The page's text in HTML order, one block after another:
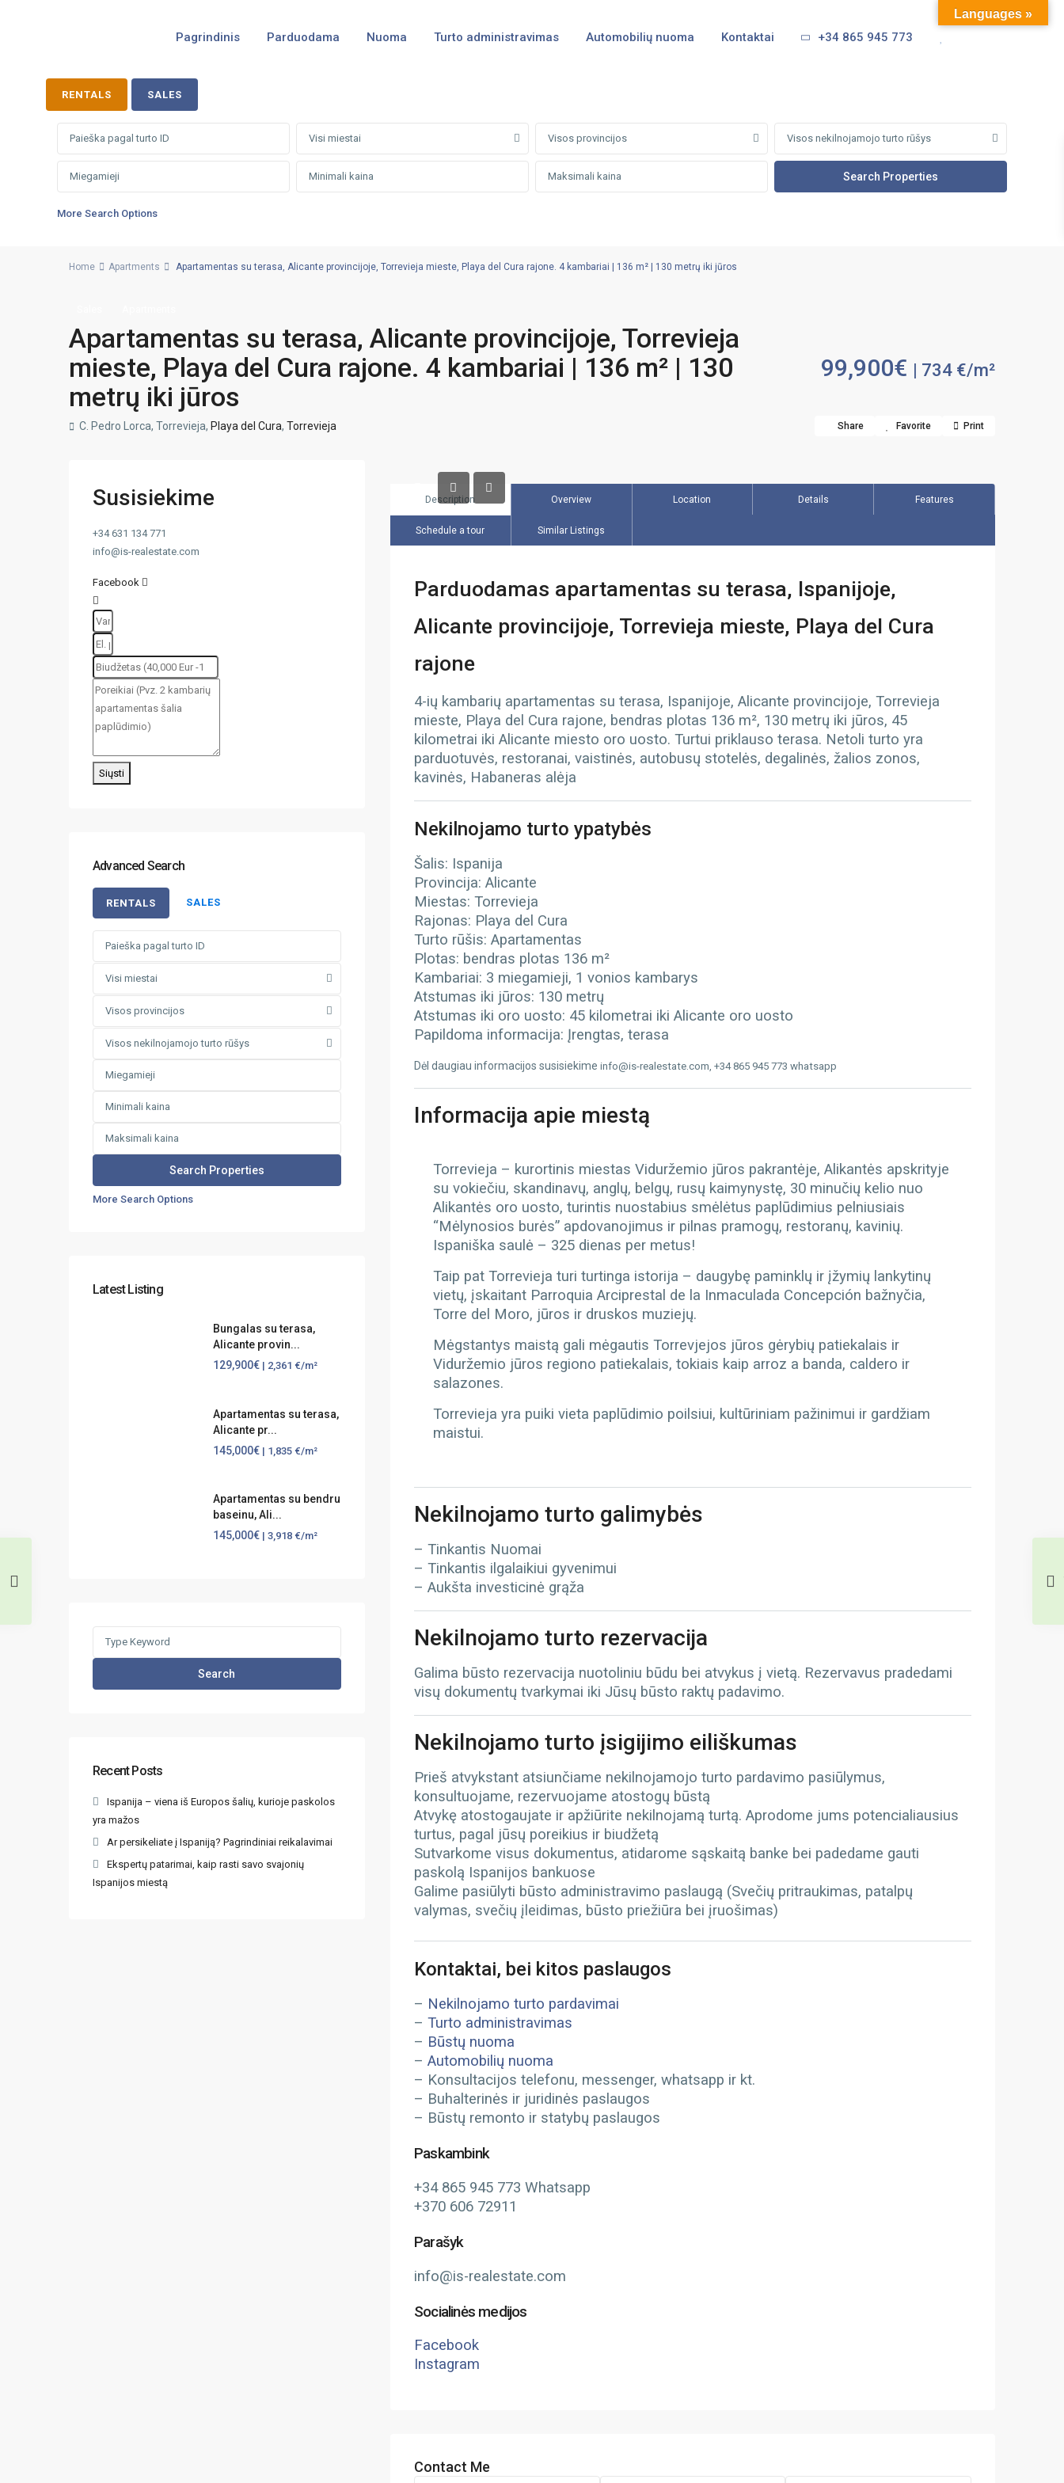
Pagrindinis Parduodama Nuoma Turto administravimas Automobilių nuoma Kontaktai +34 865 945 773
RENTALS SALES
Visi miestai Visos provincijos Visos nekilnojamojo turto rūšys
More Search Options
Home Apartments Apartamentas su terasa, Alicante provincijoje, Torrevieja mieste, Playa del Cura rajone. 4 kambariai | 136 m² | 130 metrų iki jūros
Apartamentas su terasa, Alicante provincijoje, Torrevieja
mieste, Playa del Cura rajone. 4 kambariai | 136 m² | 130
metrų iki jūros
99,900€ | 734 €/m²
C. Pedro Lorca, Torrevieja, Playa del Cura, Torrevieja Share Favorite Print
Description Overview Location Details Features
Schedule a tour Similar Listings
Parduodamas apartamentas su terasa, Ispanijoje,
Alicante provincijoje, Torrevieja mieste, Playa del Cura
rajone
4-ių kambarių apartamentas su terasa, Ispanijoje, Alicante provincijoje, Torrevieja
mieste, Playa del Cura rajone, bendras plotas 136 m², 130 metrų iki jūros, 45
kilometrai iki Alicante miesto oro uosto. Turtui priklauso terasa. Netoli turto yra
parduotuvės, restoranai, vaistinės, autobusų stotelės, degalinės, žalios zonos,
kavinės, Habaneras alėja
Nekilnojamo turto ypatybės
Šalis: Ispanija
Provincija: Alicante
Miestas: Torrevieja
Rajonas: Playa del Cura
Turto rūšis: Apartamentas
Plotas: bendras plotas 136 m²
Kambariai: 3 miegamieji, 1 vonios kambarys
Atstumas iki jūros: 130 metrų
Atstumas iki oro uosto: 45 kilometrai iki Alicante oro uosto
Papildoma informacija: Įrengtas, terasa
Dėl daugiau informacijos susisiekime info@is-realestate.com, +34 865 945 773 whatsapp
Informacija apie miestą
Torrevieja – kurortinis miestas Viduržemio jūros pakrantėje, Alikantės apskrityje
su vokiečiu, skandinavų, anglų, belgų, rusų kaimynystę, 30 minučių kelio nuo
Alikantės oro uosto, turintis nuostabius smėlėtus paplūdimius pelniusiais
“Mėlynosios burės” apdovanojimus ir pilnas pramogų, restoranų, kavinių.
Ispaniška saulė – 325 dienas per metus!
Taip pat Torrevieja turi turtinga istorija – daugybę paminklų ir įžymių lankytinų
vietų, įskaitant Parroquia Arciprestal de la Inmaculada Concepción bažnyčia,
Torre del Moro, jūros ir druskos muziejų.
Mėgstantys maistą gali mėgautis Torrevjejos jūros gėrybių patiekalais ir
Viduržemio jūros regiono patiekalais, tokiais kaip arroz a banda, caldero ir
salazones.
Torrevieja yra puiki vieta paplūdimio poilsiui, kultūriniam pažinimui ir gardžiam
maistui.
Nekilnojamo turto galimybės
– Tinkantis Nuomai
– Tinkantis ilgalaikiui gyvenimui
– Aukšta investicinė grąža
Nekilnojamo turto rezervacija
Galima būsto rezervacija nuotoliniu būdu bei atvykus į vietą. Rezervavus pradedami
visų dokumentų tvarkymai iki Jūsų būsto raktų padavimo.
Nekilnojamo turto įsigijimo eiliškumas
Prieš atvykstant atsiunčiame nekilnojamojo turto pardavimo pasiūlymus,
konsultuojame, rezervuojame atostogų būstą
Atvykę atostogaujate ir apžiūrite nekilnojamą turtą. Aprodome jums potencialiausius
turtus, pagal jūsų poreikius ir biudžetą
Sutvarkome visus dokumentus, atidarome sąskaitą banke bei padedame gauti
paskolą Ispanijos bankuose
Galime pasiūlyti būsto administravimo paslaugą (Svečių pritraukimas, patalpų
valymas, svečių įleidimas, būsto priežiūra bei įruošimas)
Kontaktai, bei kitos paslaugos
– Nekilnojamo turto pardavimai
– Turto administravimas
– Būstų nuoma
– Automobilių nuoma
– Konsultacijos telefonu, messenger, whatsapp ir kt.
– Buhalterinės ir juridinės paslaugos
– Būstų remonto ir statybų paslaugos
Paskambink
+34 865 945 773 Whatsapp
+370 606 72911
Parašyk
info@is-realestate.com
Socialinės medijos
Facebook
Instagram
Contact Me
Susisiekime
+34 631 134 771
info@is-realestate.com
Facebook
Siųsti
Advanced Search
RENTALS SALES
Visi miestai
Visos provincijos
Visos nekilnojamojo turto rūšys
More Search Options
Latest Listing
Bungalas su terasa,
Alicante provin...
129,900€ | 2,361 €/m²
Apartamentas su terasa,
Alicante pr...
145,000€ | 1,835 €/m²
Apartamentas su bendru
baseinu, Ali...
145,000€ | 3,918 €/m²
Search
Recent Posts
Ispanija – viena iš Europos šalių, kurioje paskolos
yra mažos
Ar persikeliate į Ispaniją? Pagrindiniai reikalavimai
Ekspertų patarimai, kaip rasti savo svajonių
Ispanijos miestą
Languages »